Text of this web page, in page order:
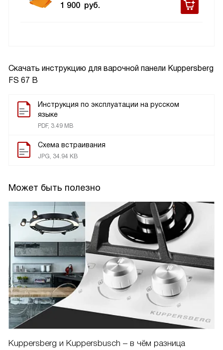
Скачать инструкцию для варочной панели Kuppersberg
FS 67 B
Инструкция по эксплуатации на русском
языке
PDF, 3.49 MB
Схема встраивания
JPG, 34.94 KB
Может быть полезно
Kuppersberg и Kuppersbusch – в чём разница
1 900 руб.